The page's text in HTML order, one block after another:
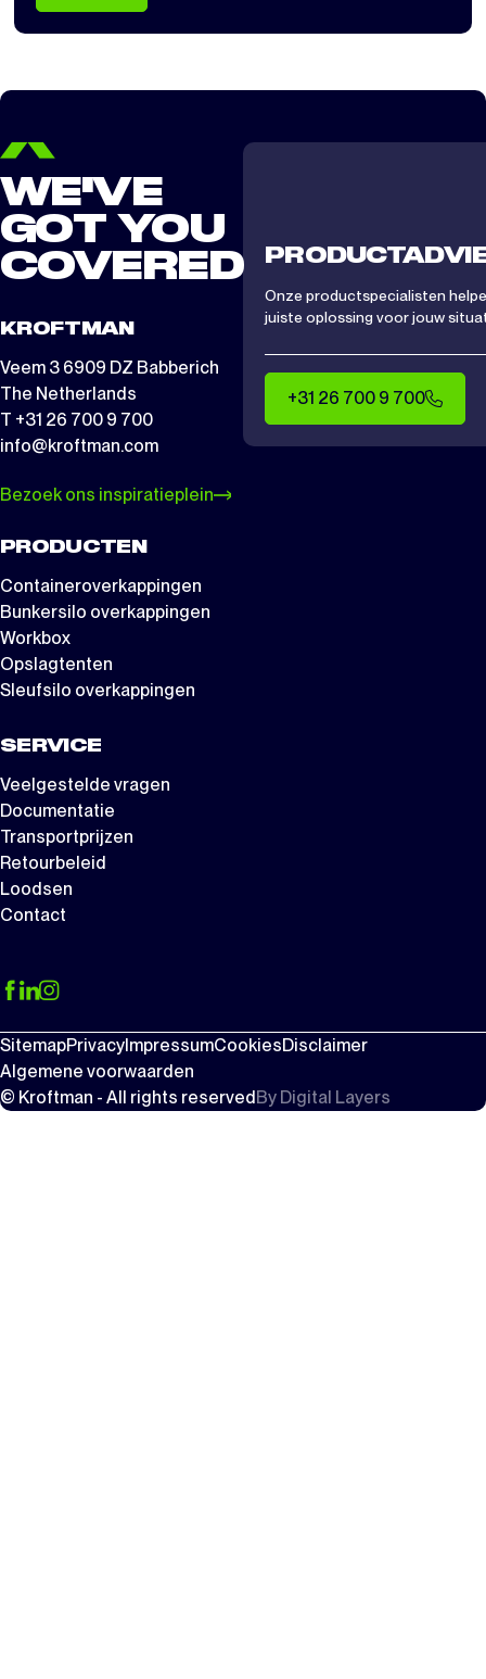
WE'VE
GOT YOU
COVERED
KROFTMAN
Veem 3 6909 DZ Babberich
The Netherlands
T +31 26 700 9 700
info@kroftman.com
Bezoek ons inspiratieplein
PRODUCTEN
Containeroverkappingen
Bunkersilo overkappingen
Workbox
Opslagtenten
Sleufsilo overkappingen
SERVICE
Veelgestelde vragen
Documentatie
Transportprijzen
Retourbeleid
Loodsen
Contact
Onze productspecialisten
juiste oplossing voor jouw
+31 26 700 9 700
SitemapPrivacy ImpressumCookiesDisclaimer
Algemene voorwaarden
© Kroftman - All rights reserved By Digital Layers